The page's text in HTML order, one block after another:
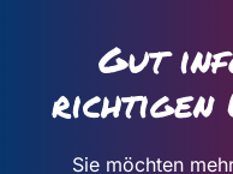
Gut
richtigen
Sie möchten